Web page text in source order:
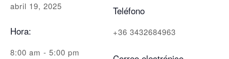
abril 19, 2025
Hora:
8:00 am - 5:00 pm
Teléfono
+36 3432684963